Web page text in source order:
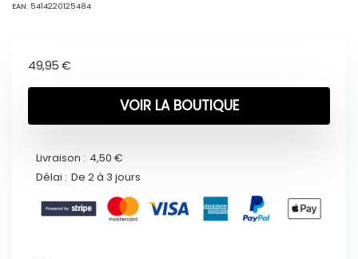
EAN: 5414220125484
49,95 €
VOIR LA BOUTIQUE
Livraison : 4,50 €
Délai : De 2 à 3 jours